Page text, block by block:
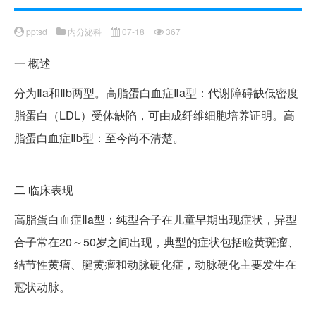
pptsd 内分泌科 07-18 367
一 概述
分为Ⅱa和Ⅱb两型。高脂蛋白血症Ⅱa型：代谢障碍缺低密度
脂蛋白（LDL）受体缺陷，可由成纤维细胞培养证明。高
脂蛋白血症Ⅱb型：至今尚不清楚。
二 临床表现
高脂蛋白血症Ⅱa型：纯型合子在儿童早期出现症状，异型
合子常在20～50岁之间出现，典型的症状包括睑黄斑瘤、
结节性黄瘤、腱黄瘤和动脉硬化症，动脉硬化主要发生在
冠状动脉。